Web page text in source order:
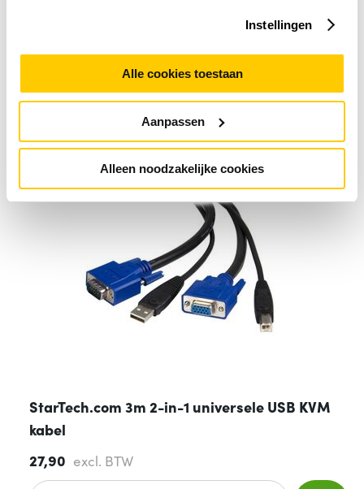
Instellingen
Alle cookies toestaan
Aanpassen
Alleen noodzakelijke cookies
Meer info
op voorraad
StarTech.com 3m 2-in-1 universele USB KVM
kabel
27,90 excl. BTW